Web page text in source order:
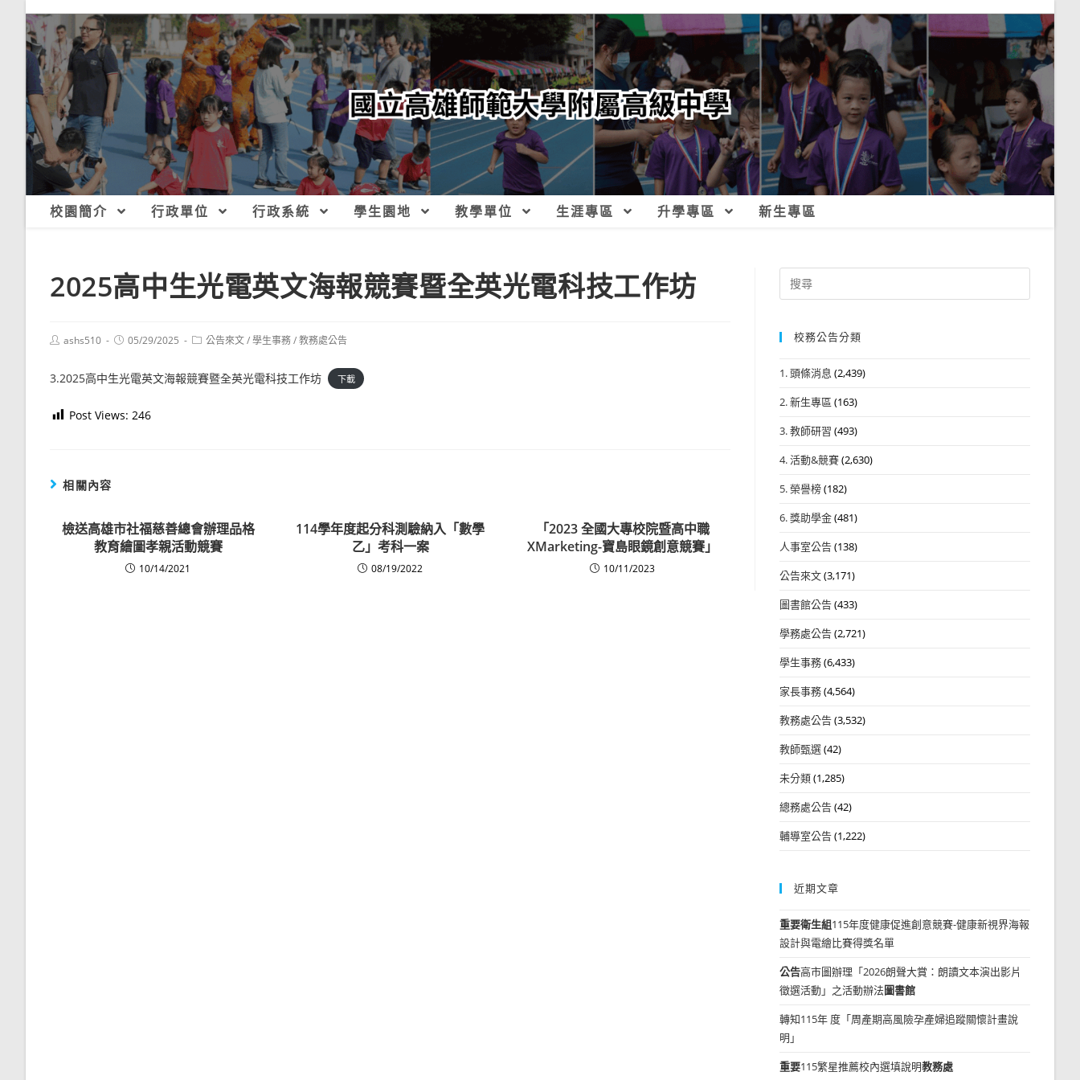
校園簡介 行政單位 行政系統 學生園地 教學單位 生涯專區 升學專區 新生專區
2025高中生光電英文海報競賽暨全英光電科技工作坊
Postashs510
Post05/29/2025
Post公告來文/學生事務/教務處公告
3.2025高中生光電英文海報競賽暨全英光電科技工作坊 下載
Post Views: 246
相關內容
檢送高雄市社福慈善總會辦理品格
教育繪圖孝親活動競賽
10/14/2021
114學年度起分科測驗納入「數學
乙」考科一案
08/19/2022
「2023 全國大專校院暨高中職
XMarketing-寶島眼鏡創意競賽」
10/11/2023
Search
for:
校務公告分類
1. 頭條消息 (2,439)
2. 新生專區 (163)
3. 教師研習 (493)
4. 活動&競賽(2,630)
5. 榮譽榜(182)
6. 獎助學金(481)
人事室公告(138)
公告來文(3,171)
圖書館公告(433)
學務處公告(2,721)
學生事務(6,433)
家長事務(4,564)
教務處公告(3,532)
教師甄選(42)
未分類(1,285)
總務處公告(42)
輔導室公告(1,222)
近期文章
重要衛生組115年度健康促進創意競賽-健康新視界海報
設計與電繪比賽得獎名單
公告高市圖辦理「2026朗聲大賞：朗讀文本演出影片
徵選活動」之活動辦法圖書館
轉知115年 度「周產期高風險孕產婦追蹤關懷計畫說
明」
重要115繁星推薦校內選填說明教務處